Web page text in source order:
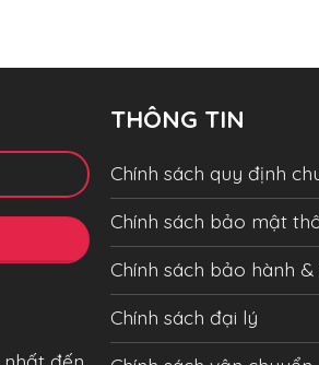
THÔNG TIN
Chính sách quy định
Chính sách bảo mật
Chính sách bảo hành
Chính sách đại lý